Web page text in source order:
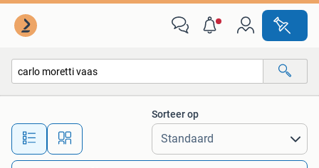
Alle afstanden…
Sorteer op